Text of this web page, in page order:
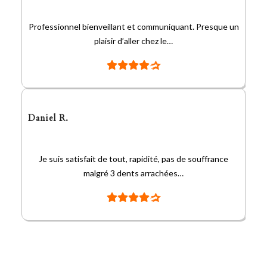
Professionnel bienveillant et communiquant. Presque un
plaisir d’aller chez le…
Daniel R.
Je suis satisfait de tout, rapidité, pas de souffrance
malgré 3 dents arrachées…